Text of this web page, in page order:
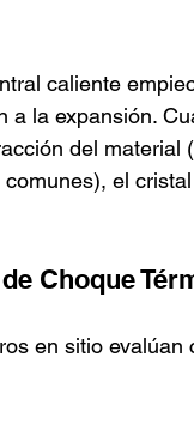
caliente
la expansión.
del material
el
Choque
en sitio